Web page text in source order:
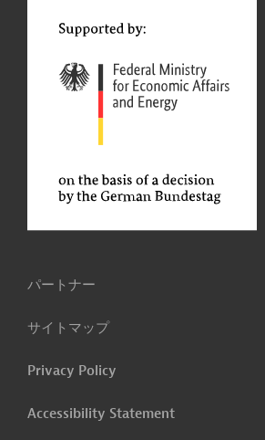
パートナー
サイトマップ
Privacy Policy
Accessibility Statement